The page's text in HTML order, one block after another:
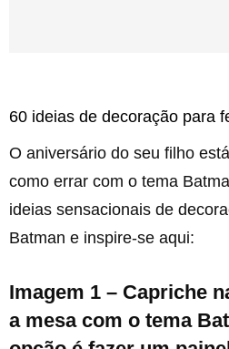
60 ideias de decoração para
O aniversário do seu filho
como errar com o tema
ideias sensacionais de
Batman e inspire-se aqui:
Imagem 1 – Capriche
a mesa com o tema